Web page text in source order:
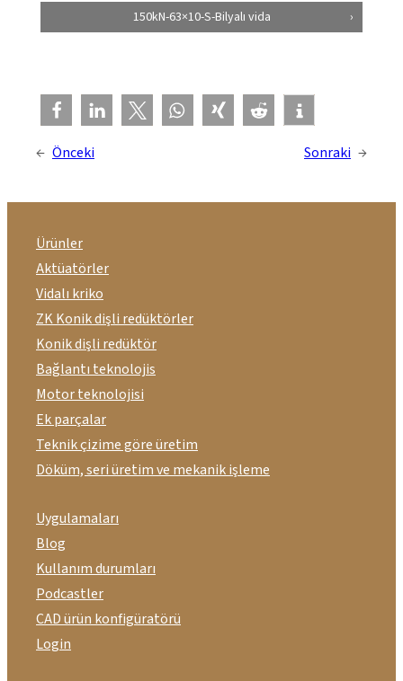
150kN-63×10-S-Bilyalı vida
← Önceki Sonraki →
Ürünler
Aktüatörler
Vidalı kriko
ZK Konik dişli redüktörler
Konik dişli redüktör
Bağlantı teknolojis
Motor teknolojisi
Ek parçalar
Teknik çizime göre üretim
Döküm, seri üretim ve mekanik işleme
Uygulamaları
Blog
Kullanım durumları
Podcastler
CAD ürün konfigüratörü
Login